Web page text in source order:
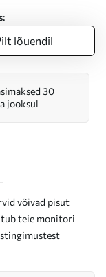
lõuendil
30
jooksul
võivad pisut
teie monitori